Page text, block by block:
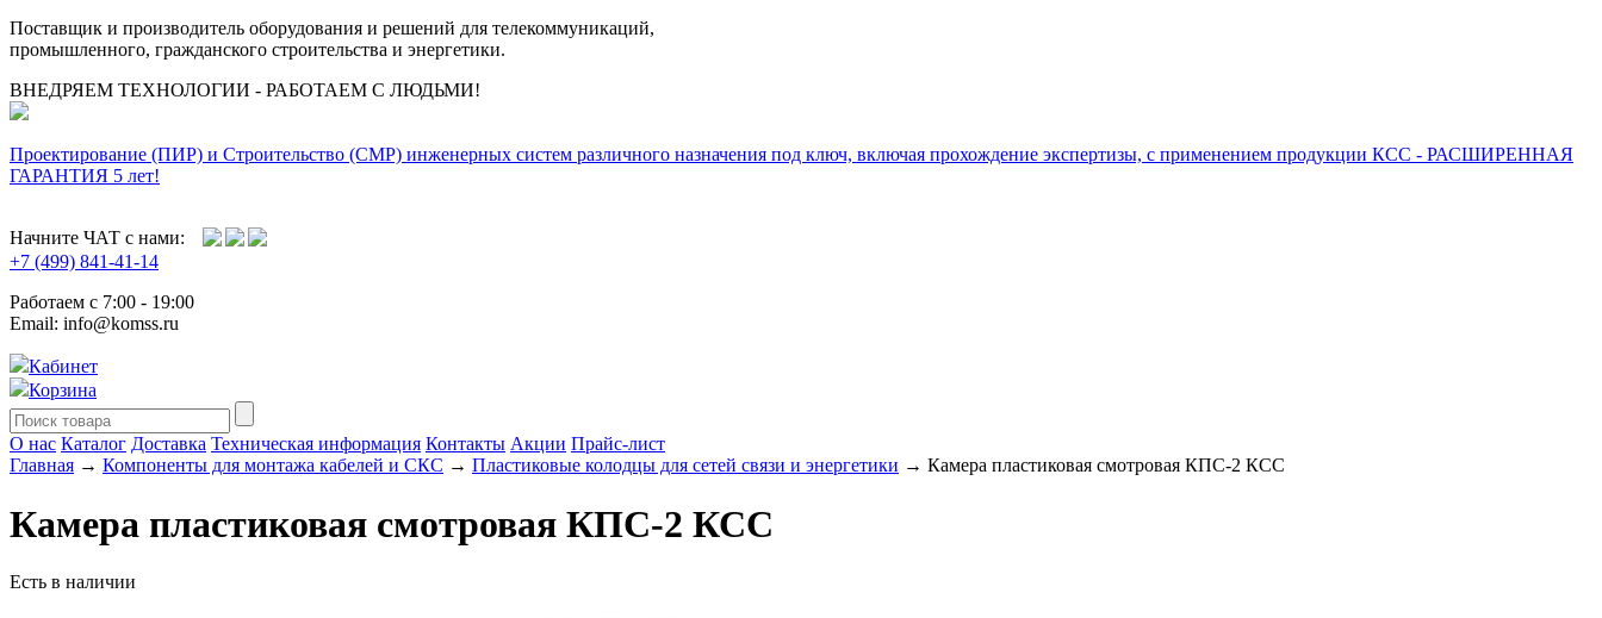
Поставщик и производитель оборудования и решений для телекоммуникаций,
промышленного, гражданского строительства и энергетики.
ВНЕДРЯЕМ ТЕХНОЛОГИИ - РАБОТАЕМ С ЛЮДЬМИ!
Проектирование (ПИР) и Cтроительство (СМР) инженерных систем различного назначения под ключ, включая прохождение экспертизы, с применением продукции КСС - РАСШИРЕННАЯ
ГАРАНТИЯ 5 лет!
Начните ЧАТ с нами:
+7 (499) 841-41-14
Работаем с 7:00 - 19:00
Email: info@komss.ru
Кабинет
Корзина
О нас Каталог Доставка Техническая информация Контакты Акции Прайс-лист
Главная → Компоненты для монтажа кабелей и СКС → Пластиковые колодцы для сетей связи и энергетики → Камера пластиковая смотровая КПС-2 КСС
Камера пластиковая смотровая КПС-2 КСС
Есть в наличии